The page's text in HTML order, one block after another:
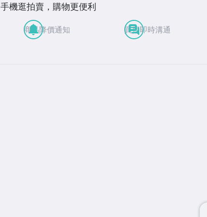
手機逛拍賣，購物更便利
商品降價通知 買賣即時溝通